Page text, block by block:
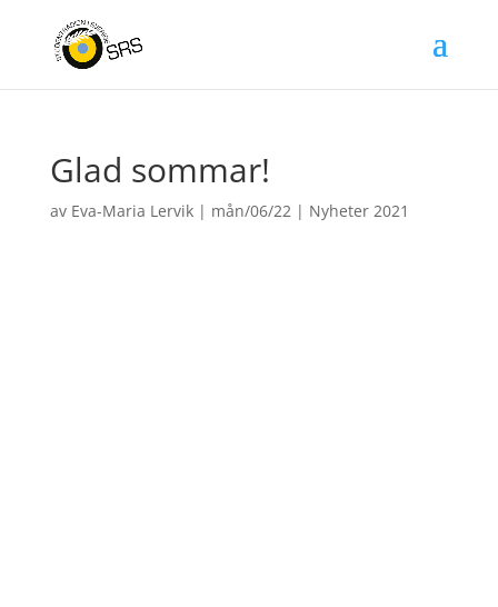
Glad sommar!
av Eva-Maria Lervik| mån/06/22| Nyheter 2021